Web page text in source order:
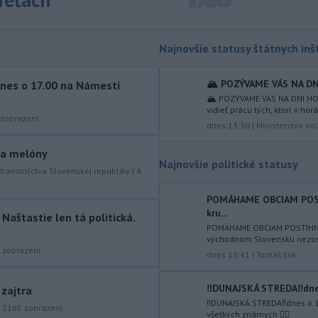
- Od piatku do nedele (9. 8.)
hudobného festivalu
Lovestream na starom letisku v
bratislavských Vajnoroch upravená
organizácia MHD v oblasti Vajnôr.
Haraslín môže v najbližšom období
stredopoliara Sparty Praha sa podľa
portálu isport.cz zaujíma
saudskoarabský Al-Fateh.
Vo veku 94 rokov zomrela 29.
Slovenského komorného
divadla (SKD) v Martine Helena
o 17.00 na Námestí
zobrazení
melóny
Slovenskej republiky | 4
Naštastie len tá politická.
zobrazení
zajtra
2165 zobrazení
Najnovšie statusy štátnych
🏔️ POZÝVAME VÁS NA
🏔️ POZÝVAME VÁS NA DNI
vidieť prácu tých, ktorí v
dnes 13:30 | Ministerstvo
Najnovšie politické statusy
POMÁHAME OBCIAM
kru...
POMÁHAME OBCIAM
východnom Slovensku
dnes 13:41 | Tomáš Erik
‼️DUNAJSKÁ
‼️DUNAJSKÁ STREDA‼️dnes
všetkých známych ✌🏻